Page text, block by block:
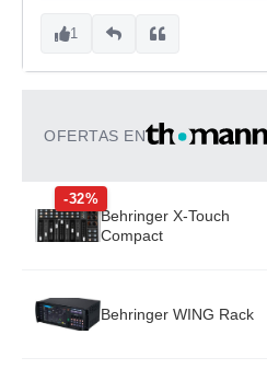
1
OFERTAS EN
-32%
Behringer X-Touch
Compact
Behringer WING Rack